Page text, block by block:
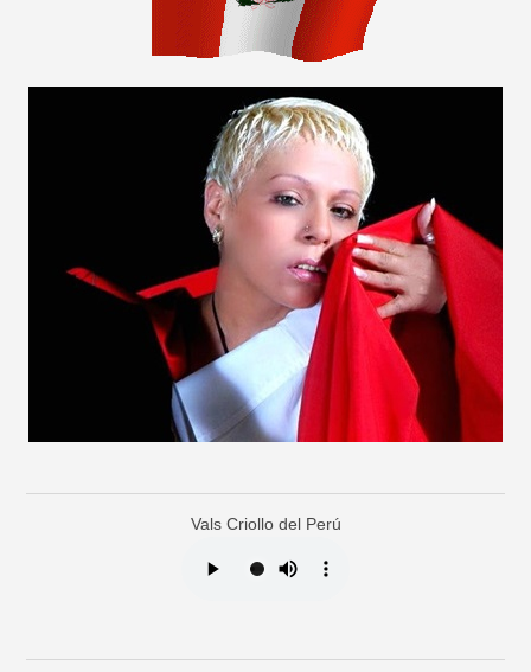
Vals Criollo del Perú